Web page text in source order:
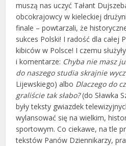
muszą nas uczyć Tałant
obcokrajowcy w kieleckiej
finale – powtarzali, że
sukces Polski! I radość dla całej
kibiców w Polsce! I czemu
i komentarze: Chyba nie masz
do naszego studia skrajnie
Lijewskiego) albo Dlaczego do
graliście tak słabo?(do Sławka
były teksty gwiazdek
wylansować się na wielkim,
sportowym. Co ciekawe, na tle
tekstów Panów Dziennikarzy,